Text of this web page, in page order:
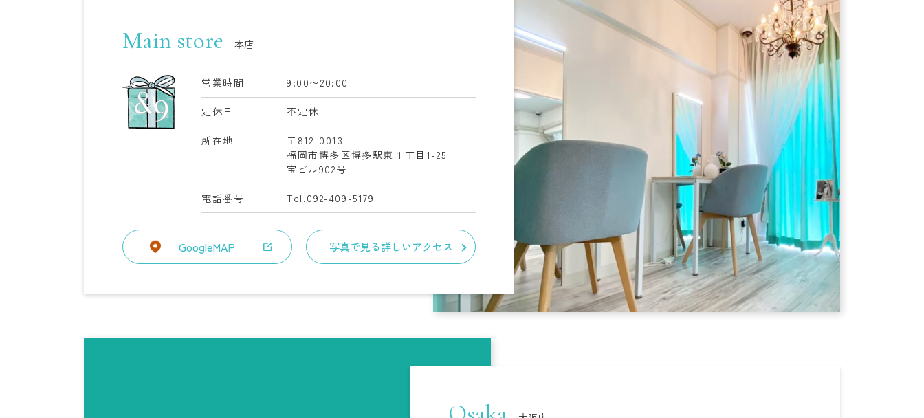
Main store 本店
営業時間 9:00〜20:00
定休日 不定休
所在地
〒812-0013
福岡市博多区博多駅東１丁目 1-25
宝ビル902号
電話番号 Tel.092-409-5179
GoogleMAP 写真で見る詳しいアクセス